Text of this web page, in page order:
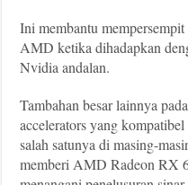
Ini membantu
AMD ketika dihadapkan
Nvidia andalan.
Tambahan besar lainnya
accelerators yang
salah satunya di masing-
memberi AMD Radeon RX